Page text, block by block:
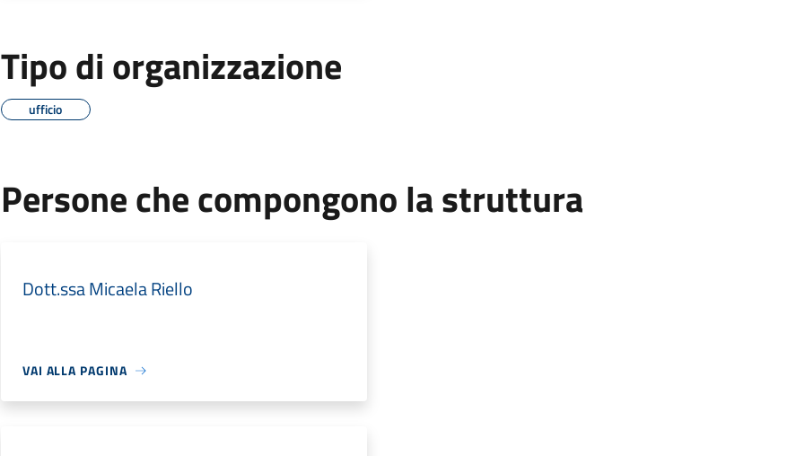
Tipo di organizzazione
ufficio
Persone che compongono la struttura
Dott.ssa Micaela Riello
VAI ALLA PAGINA